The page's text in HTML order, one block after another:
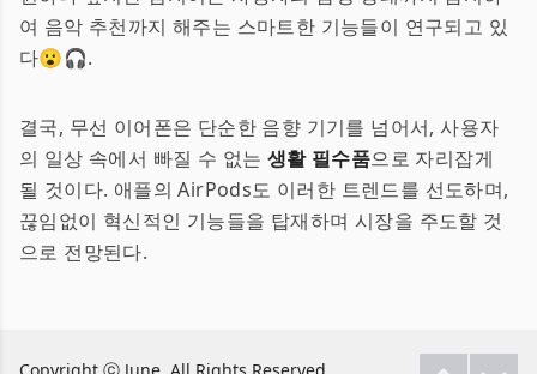
여 음악 추천까지 해주는 스마트한 기능들이 연구되고 있
다😮🎧.
결국, 무선 이어폰은 단순한 음향 기기를 넘어서, 사용자
의 일상 속에서 빠질 수 없는 생활 필수품으로 자리잡게
될 것이다. 애플의 AirPods도 이러한 트렌드를 선도하며,
끊임없이 혁신적인 기능들을 탑재하며 시장을 주도할 것
으로 전망된다.